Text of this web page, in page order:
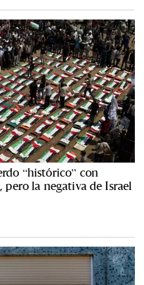
“histórico” con
pero la negativa de Israel